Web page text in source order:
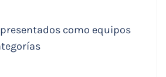
como equipos